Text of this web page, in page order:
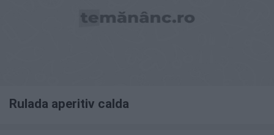
Rulada aperitiv calda